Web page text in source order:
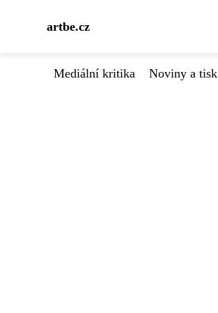
artbe.cz
Mediální kritika Noviny a tisk